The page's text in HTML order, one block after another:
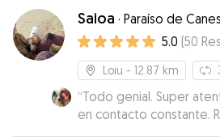
estaba pasando
amable y puntual tanto
recogida. Altamente
Saioa · Paraíso de
5.0 (50
Loiu - 12.87 km
“Todo genial. Super
en contacto constante.